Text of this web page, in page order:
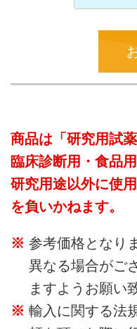
商品は「研究用試
臨床診断用・食品
研究用途以外に使
を負いかねます。
参考価格となり
異なる場合がご
ますようお願い
輸入に関する法